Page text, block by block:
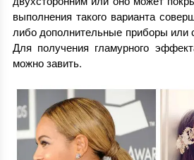
выполнения такого варианта
либо дополнительные приборы или
Для получения гламурного
можно завить.